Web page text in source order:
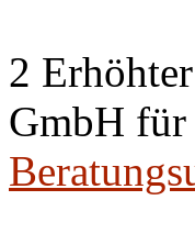
2
GmbH für